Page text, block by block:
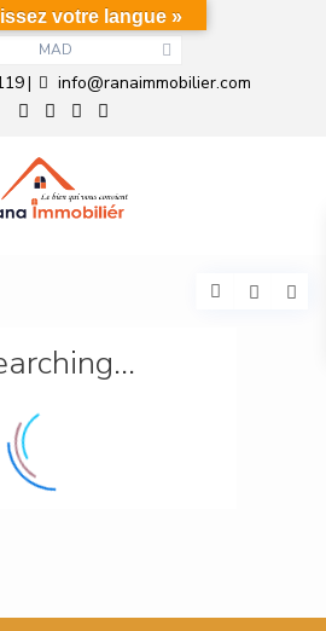
MAD
| info@ranaimmobilier.com
votre langue »